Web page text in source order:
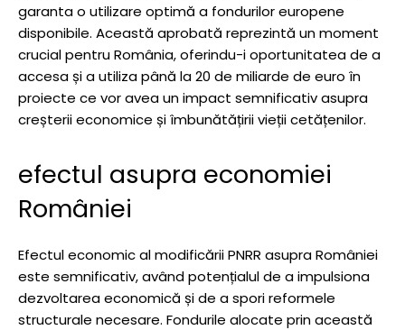
garanta o utilizare optimă a fondurilor europene
disponibile. Această aprobată reprezintă un moment
crucial pentru România, oferindu-i oportunitatea de a
accesa și a utiliza până la 20 de miliarde de euro în
proiecte ce vor avea un impact semnificativ asupra
creșterii economice și îmbunătățirii vieții cetățenilor.
efectul asupra economiei
României
Efectul economic al modificării PNRR asupra României
este semnificativ, având potențialul de a impulsiona
dezvoltarea economică și de a spori reformele
structurale necesare. Fondurile alocate prin această